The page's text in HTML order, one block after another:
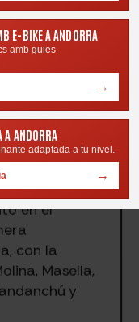
en el
con la
Masella,
y
E-BIKE A ANDORRA
amb guies
→
A ANDORRA
adaptada a tu nivel.
→